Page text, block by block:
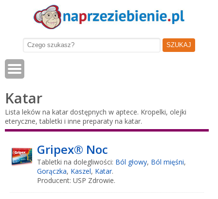
Katar
Lista leków na katar dostępnych w aptece. Kropelki, olejki
eteryczne, tabletki i inne preparaty na katar.
Gripex® Noc
Tabletki na dolegliwości: Ból głowy, Ból mięśni,
Gorączka, Kaszel, Katar.
Producent: USP Zdrowie.